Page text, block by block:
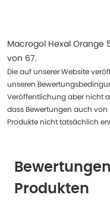
Macrogol Hexal Orange
von 67.
Die auf unserer Website
unseren
Veröffentlichung aber nicht
dass Bewertungen auch von
Produkte nicht tatsächlich
Produkten